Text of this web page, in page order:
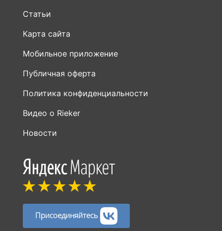
Статьи
Карта сайта
Мобильное приложение
Публичная оферта
Политика конфиденциальности
Видео о Rieker
Новости
Присоединяйтесь